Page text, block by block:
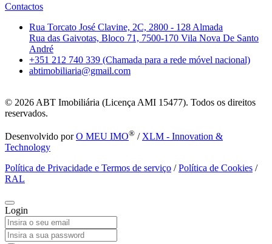
Contactos
Rua Torcato José Clavine, 2C, 2800 - 128 Almada
Rua das Gaivotas, Bloco 71, 7500-170 Vila Nova De Santo
André
+351 212 740 339 (Chamada para a rede móvel nacional)
abtimobiliaria@gmail.com
© 2026 ABT Imobiliária (Licença AMI 15477). Todos os direitos
reservados.
Desenvolvido porO MEU IMO® / XLM - Innovation &
Technology
Política de Privacidade e Termos de serviço /Política de Cookies /
RAL
Login